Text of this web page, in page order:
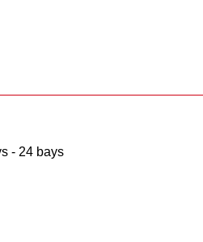
- 24 bays